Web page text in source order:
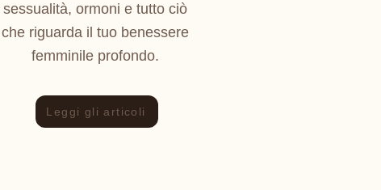
sessualità, ormoni e tutto ciò
che riguarda il tuo benessere
femminile profondo.
Leggi gli articoli